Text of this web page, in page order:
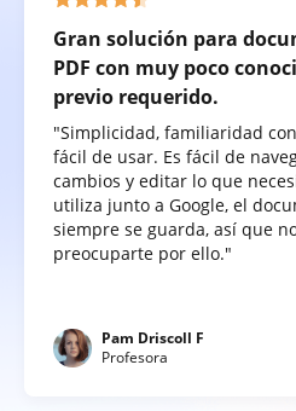
Gran solución para
PDF con muy poco
previo requerido.
"Simplicidad, familiaridad
fácil de usar. Es fácil de
cambios y editar lo que
utiliza junto a Google, el
siempre se guarda, así que
preocuparte por ello."
Pam Driscoll F
Profesora